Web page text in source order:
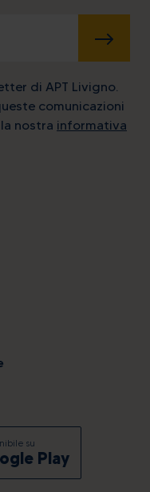
INVIA
di APT Livigno.
comunicazioni
nostra informativa
su
Play